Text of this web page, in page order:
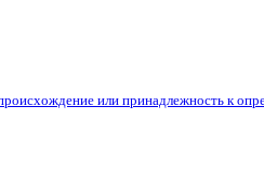
или принадлежность к